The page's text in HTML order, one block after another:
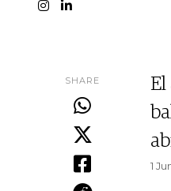
SHARE
El
1